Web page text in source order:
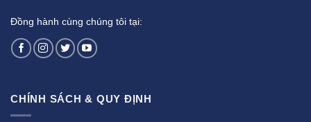
Đồng hành cùng chúng tôi tại:
CHÍNH SÁCH & QUY ĐỊNH